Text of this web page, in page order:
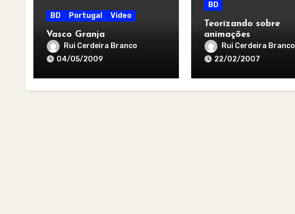
BD Portugal Video
Vasco Granja
Rui Cerdeira Branco
04/05/2009
BD
Teorizando sobre
animações
Rui Cerdeira Branco
22/02/2007